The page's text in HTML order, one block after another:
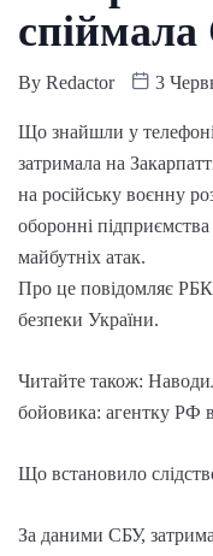
By Redactor 3
Що знайшли у
затримала на
на російську воєнну
оборонні
майбутніх атак.
Про це повідомляє
безпеки України.
Читайте також:
бойовика: агентку РФ
Що встановило
За даними СБУ,